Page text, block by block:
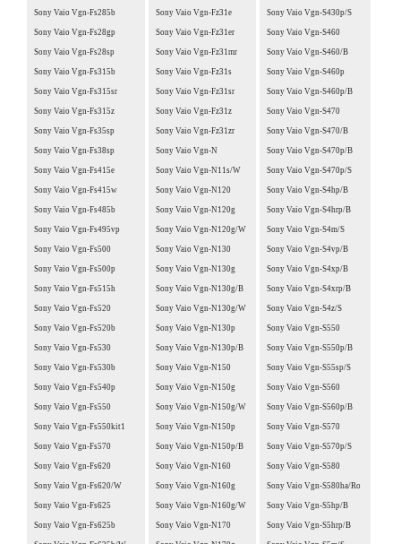
Sony Vaio Vgn-Fs285b
Sony Vaio Vgn-Fs28gp
Sony Vaio Vgn-Fs28sp
Sony Vaio Vgn-Fs315b
Sony Vaio Vgn-Fs315sr
Sony Vaio Vgn-Fs315z
Sony Vaio Vgn-Fs35sp
Sony Vaio Vgn-Fs38sp
Sony Vaio Vgn-Fs415e
Sony Vaio Vgn-Fs415w
Sony Vaio Vgn-Fs485b
Sony Vaio Vgn-Fs495vp
Sony Vaio Vgn-Fs500
Sony Vaio Vgn-Fs500p
Sony Vaio Vgn-Fs515h
Sony Vaio Vgn-Fs520
Sony Vaio Vgn-Fs520b
Sony Vaio Vgn-Fs530
Sony Vaio Vgn-Fs530b
Sony Vaio Vgn-Fs540p
Sony Vaio Vgn-Fs550
Sony Vaio Vgn-Fs550kit1
Sony Vaio Vgn-Fs570
Sony Vaio Vgn-Fs620
Sony Vaio Vgn-Fs620/W
Sony Vaio Vgn-Fs625
Sony Vaio Vgn-Fs625b
Sony Vaio Vgn-Fz31e
Sony Vaio Vgn-Fz31er
Sony Vaio Vgn-Fz31mr
Sony Vaio Vgn-Fz31s
Sony Vaio Vgn-Fz31sr
Sony Vaio Vgn-Fz31z
Sony Vaio Vgn-Fz31zr
Sony Vaio Vgn-N
Sony Vaio Vgn-N11s/W
Sony Vaio Vgn-N120
Sony Vaio Vgn-N120g
Sony Vaio Vgn-N120g/W
Sony Vaio Vgn-N130
Sony Vaio Vgn-N130g
Sony Vaio Vgn-N130g/B
Sony Vaio Vgn-N130g/W
Sony Vaio Vgn-N130p
Sony Vaio Vgn-N130p/B
Sony Vaio Vgn-N150
Sony Vaio Vgn-N150g
Sony Vaio Vgn-N150g/W
Sony Vaio Vgn-N150p
Sony Vaio Vgn-N150p/B
Sony Vaio Vgn-N160
Sony Vaio Vgn-N160g
Sony Vaio Vgn-N160g/W
Sony Vaio Vgn-N170
Sony Vaio Vgn-S430p/S
Sony Vaio Vgn-S460
Sony Vaio Vgn-S460/B
Sony Vaio Vgn-S460p
Sony Vaio Vgn-S460p/B
Sony Vaio Vgn-S470
Sony Vaio Vgn-S470/B
Sony Vaio Vgn-S470p/B
Sony Vaio Vgn-S470p/S
Sony Vaio Vgn-S4hp/B
Sony Vaio Vgn-S4hrp/B
Sony Vaio Vgn-S4m/S
Sony Vaio Vgn-S4vp/B
Sony Vaio Vgn-S4xp/B
Sony Vaio Vgn-S4xrp/B
Sony Vaio Vgn-S4z/S
Sony Vaio Vgn-S550
Sony Vaio Vgn-S550p/B
Sony Vaio Vgn-S55sp/S
Sony Vaio Vgn-S560
Sony Vaio Vgn-S560p/B
Sony Vaio Vgn-S570
Sony Vaio Vgn-S570p/S
Sony Vaio Vgn-S580
Sony Vaio Vgn-S580ha/Ro
Sony Vaio Vgn-S5hp/B
Sony Vaio Vgn-S5hrp/B